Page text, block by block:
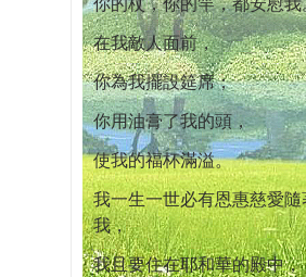
你的杖，你的竿，都安慰我
在我敵人面前，
你為我擺設筵席；
你用油膏了我的頭，
使我的福杯滿溢。
我一生一世必有恩惠慈愛隨
我，
我且要住在耶和華的殿中，